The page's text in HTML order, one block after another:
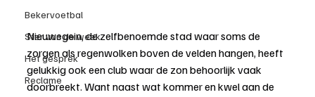
Bekervoetbal
Ster van de week
Het gesprek
Reclame
Nieuwegein, de zelfbenoemde stad waar soms de
zorgen als regenwolken boven de velden hangen, heeft
gelukkig ook een club waar de zon behoorlijk vaak
doorbreekt. Want naast wat kommer en kwel aan de